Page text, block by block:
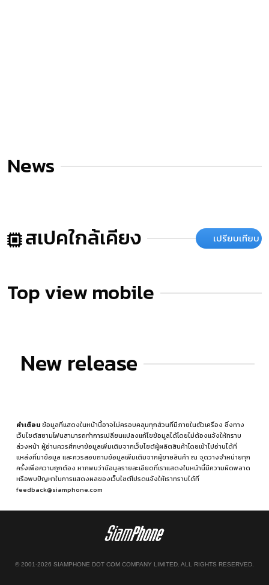
News
สเปคใกล้เคียง เปรียบเทียบ
Top view mobile
New release
คำเตือนข้อมูลที่แสดงในหน้านี้อาจไม่ครอบคลุมทุกส่วนที่มีภายในตัวเครื่อง ซึ่งทาง
เว็บไซต์สยามโฟนสามารถทำการเปลี่ยนแปลงแก้ไขข้อมูลได้โดยไม่ต้องแจ้งให้ทราบ
ล่วงหน้า ผู้อ่านควรศึกษาข้อมูลเพิ่มเติมจากเว็บไซต์ผู้ผลิตสินค้าโดยเข้าไปอ่านได้ที่
แหล่งที่มาข้อมูล และควรสอบถามข้อมูลเพิ่มเติมจากผู้ขายสินค้า ณ จุดวางจำหน่ายทุก
ครั้งเพื่อความถูกต้อง หากพบว่าข้อมูลรายละเอียดที่เราแสดงในหน้านี้มีความผิดพลาด
หรือพบปัญหาในการแสดงผลของเว็บไซต์โปรดแจ้งให้เราทราบได้ที่
feedback@siamphone.com
© 2001-2026 SIAMPHONE DOT COM COMPANY LIMITED. ALL RIGHTS RESERVED.